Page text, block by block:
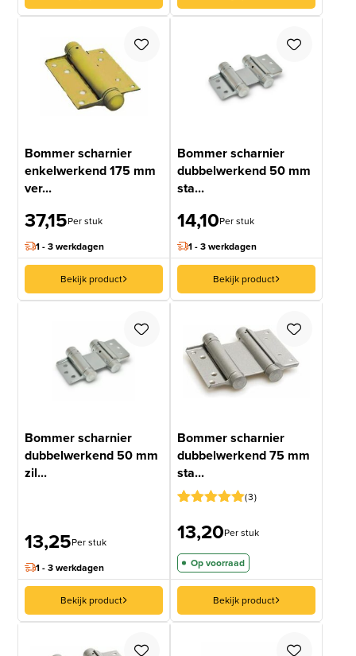
Bommer scharnier
enkelwerkend 175 mm
ver...
37,15Per stuk
1 - 3 werkdagen
Bekijk product
Bommer scharnier
dubbelwerkend 50 mm
sta...
14,10Per stuk
1 - 3 werkdagen
Bekijk product
Bommer scharnier
dubbelwerkend 50 mm
zil...
13,25Per stuk
1 - 3 werkdagen
Bekijk product
Bommer scharnier
dubbelwerkend 75 mm
sta...
5op 5
gebaseerd
op
klantbeoordelingen
3
13,20Per stuk
Op voorraad
Bekijk product